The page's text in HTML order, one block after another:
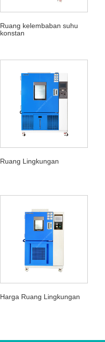
Ruang kelembaban suhu
konstan
Ruang Lingkungan
Harga Ruang Lingkungan